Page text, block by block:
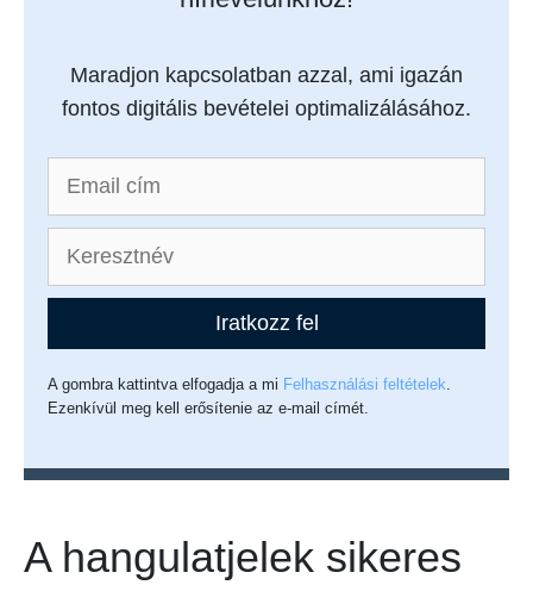
Maradjon kapcsolatban azzal, ami igazán
fontos digitális bevételei optimalizálásához.
Iratkozz fel
A gombra kattintva elfogadja a mi Felhasználási feltételek.
Ezenkívül meg kell erősítenie az e-mail címét.
A hangulatjelek sikeres